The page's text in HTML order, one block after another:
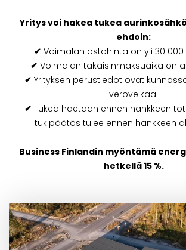
Yritys voi hakea tukea
ehdoin:
✔ Voimalan ostohinta on yli 30 000
✔ Voimalan takaisinmaksuaika on
✔ Yrityksen perustiedot ovat
verovelkaa.
✔ Tukea haetaan ennen hankkeen
tukipäätös tulee ennen hankkeen
Business Finlandin myöntämä
hetkellä 15 %.